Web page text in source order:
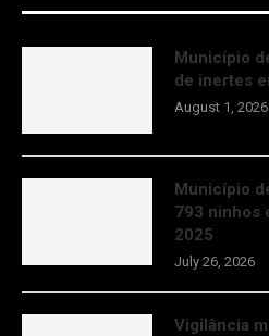
Município
de inertes
August 1, 2026
Município
793 ninhos
2025
July 26, 2026
Vigilância